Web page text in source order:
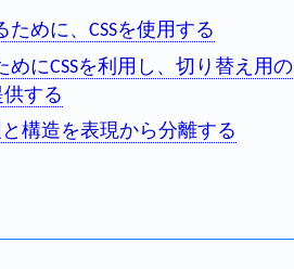
めに、CSSを使用する
にCSSを利用し、切り替え用の
する
構造を表現から分離する